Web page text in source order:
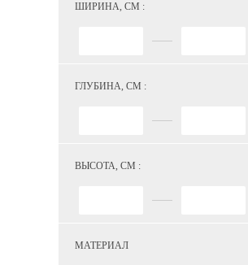
ШИРИНА, СМ :
ГЛУБИНА, СМ :
ВЫСОТА, СМ :
МАТЕРИАЛ